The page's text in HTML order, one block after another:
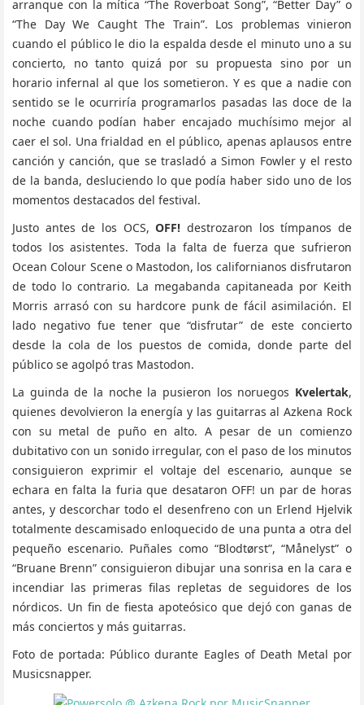
arranque con la mítica “The Roverboat Song”, “Better Day” o
“The Day We Caught The Train”. Los problemas vinieron
cuando el público le dio la espalda desde el minuto uno a su
concierto, no tanto quizá por su propuesta sino por un
horario infernal al que los sometieron. Y es que a nadie con
sentido se le ocurriría programarlos pasadas las doce de la
noche cuando podían haber encajado muchísimo mejor al
caer el sol. Una frialdad en el público, apenas aplausos entre
canción y canción, que se trasladó a Simon Fowler y el resto
de la banda, desluciendo lo que podía haber sido uno de los
momentos destacados del festival.
Justo antes de los OCS,OFF! destrozaron los tímpanos de
todos los asistentes. Toda la falta de fuerza que sufrieron
Ocean Colour Scene o Mastodon, los californianos disfrutaron
de todo lo contrario. La megabanda capitaneada por Keith
Morris arrasó con su hardcore punk de fácil asimilación. El
lado negativo fue tener que “disfrutar” de este concierto
desde la cola de los puestos de comida, donde parte del
público se agolpó tras Mastodon.
La guinda de la noche la pusieron los noruegos Kvelertak,
quienes devolvieron la energía y las guitarras al Azkena Rock
con su metal de puño en alto. A pesar de un comienzo
dubitativo con un sonido irregular, con el paso de los minutos
consiguieron exprimir el voltaje del escenario, aunque se
echara en falta la furia que desataron OFF! un par de horas
antes, y descorchar todo el desenfreno con un Erlend Hjelvik
totalmente descamisado enloquecido de una punta a otra del
pequeño escenario. Puñales como “Blodtørst”, “Månelyst” o
“Bruane Brenn” consiguieron dibujar una sonrisa en la cara e
incendiar las primeras filas repletas de seguidores de los
nórdicos. Un fin de fiesta apoteósico que dejó con ganas de
más conciertos y más guitarras.
Foto de portada: Público durante Eagles of Death Metal por
Musicsnapper.